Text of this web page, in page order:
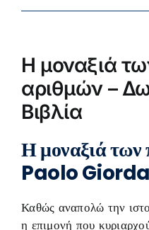
Η μοναξιά
αριθμών –
Βιβλία
Η μοναξιά
Paolo
Καθώς αναπολώ την
η επιμονή που